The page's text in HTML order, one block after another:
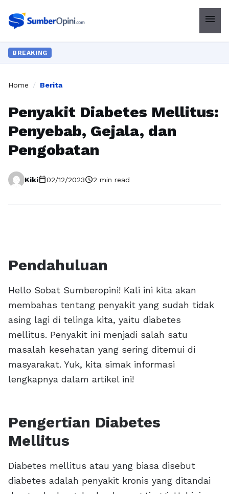
menu
BREAKING
Home / Berita
Penyakit Diabetes Mellitus:
Penyebab, Gejala, dan
Pengobatan
Kikicalendar_today02/12/2023schedule2 min read
Pendahuluan
Hello Sobat Sumberopini! Kali ini kita akan
membahas tentang penyakit yang sudah tidak
asing lagi di telinga kita, yaitu diabetes
mellitus. Penyakit ini menjadi salah satu
masalah kesehatan yang sering ditemui di
masyarakat. Yuk, kita simak informasi
lengkapnya dalam artikel ini!
Pengertian Diabetes
Mellitus
Diabetes mellitus atau yang biasa disebut
diabetes adalah penyakit kronis yang ditandai